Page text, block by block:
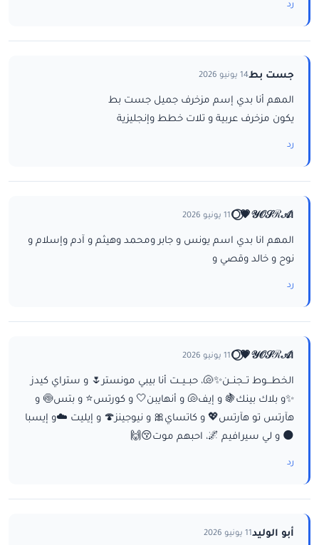
رد
جست بط14 يونيو 2026
المهم أنا بدي إسم مزخرف جميل جست بط
يكون مزخرف عربية و تلات خطط وإنجليزية
رد
ا𝒴𝒪𝒮ℛ𝒜💗⃝🌕 11 يونيو 2026
المهم انا بدي اسم يونس و جابر ومحمد وهيثم و آدم وإسلام و
نوح و خالد وقصي و
رد
ا𝒴𝒪𝒮ℛ𝒜💗⃝🌕 11 يونيو 2026
الخطـــوط تــجنــن✨🐚، حبــيــت أنا بيبي مونستر🌷 و ستراي كيدز
✨و بلاك بينك🍇 و إيف🐚 و أنهايبن🤍 و كورتس⭐ و بتس🍥 و
هآرتس تو هآرتس💖 و كاتساي🎀 و نيوجينز🍄 و إيليت ☁️و إيسبا
🌑 و لي سيرافيم 🌌، احبهم موت😚🙌
رد
أبو الوليد11 يونيو 2026